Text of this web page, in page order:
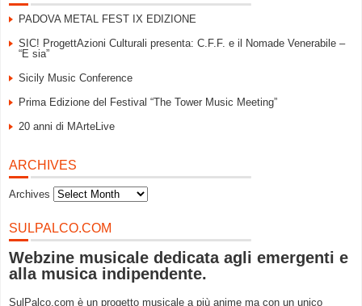
PADOVA METAL FEST IX EDIZIONE
SIC! ProgettAzioni Culturali presenta: C.F.F. e il Nomade Venerabile –
“E sia”
Sicily Music Conference
Prima Edizione del Festival “The Tower Music Meeting”
20 anni di MArteLive
ARCHIVES
Archives
SULPALCO.COM
Webzine musicale dedicata agli emergenti e
alla musica indipendente.
SulPalco.com è un progetto musicale a più anime ma con un unico